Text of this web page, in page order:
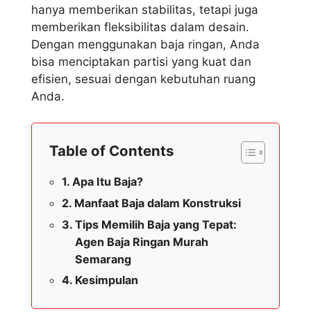
hanya memberikan stabilitas, tetapi juga
memberikan fleksibilitas dalam desain.
Dengan menggunakan baja ringan, Anda
bisa menciptakan partisi yang kuat dan
efisien, sesuai dengan kebutuhan ruang
Anda.
Table of Contents
Apa Itu Baja?
Manfaat Baja dalam Konstruksi
Tips Memilih Baja yang Tepat:
Agen Baja Ringan Murah
Semarang
Kesimpulan